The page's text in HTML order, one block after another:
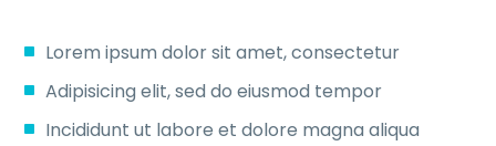
Lorem ipsum dolor sit amet, consectetur
Adipisicing elit, sed do eiusmod tempor
Incididunt ut labore et dolore magna aliqua